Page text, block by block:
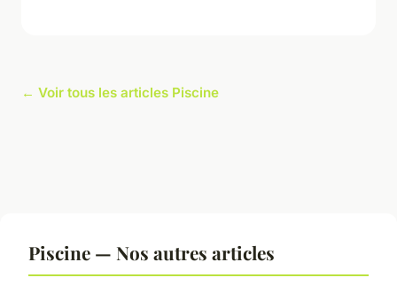
← Voir tous les articles Piscine
Piscine — Nos autres articles